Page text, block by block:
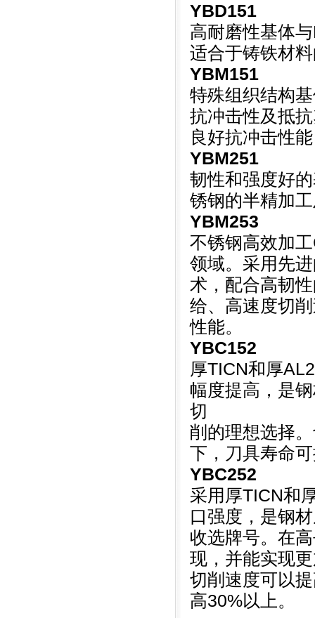
YBD151
高耐磨性基体
适合于铸铁材
YBM151
特殊组织结构
抗冲击性及抵
良好抗冲击性
YBM251
韧性和强度好
锈钢的半精加
YBM253
不锈钢高效加
领域。采用先
术，配合高韧
给、高速度切
性能。
YBC152
厚TICN和厚AL2
幅度提高，是
切
削的理想选择。
下，刀具寿命
YBC252
采用厚TICN和
口强度，是钢
收选牌号。在
现，并能实现
切削速度可以
高30%以上。